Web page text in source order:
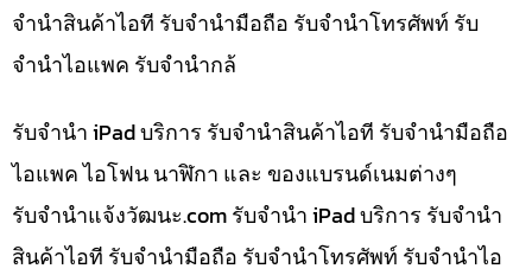
จำนำสินค้าไอที รับจำนำมือถือ รับจำนำโทรศัพท์ รับ
จำนำไอแพค รับจำนำกล้
รับจำนำ iPad บริการ รับจำนำสินค้าไอที รับจำนำมือถือ
ไอแพค ไอโฟน นาฬิกา และ ของแบรนด์เนมต่างๆ
รับจํานําแจ้งวัฒนะ.com รับจำนำ iPad บริการ รับจำนำ
สินค้าไอที รับจำนำมือถือ รับจำนำโทรศัพท์ รับจำนำไอ